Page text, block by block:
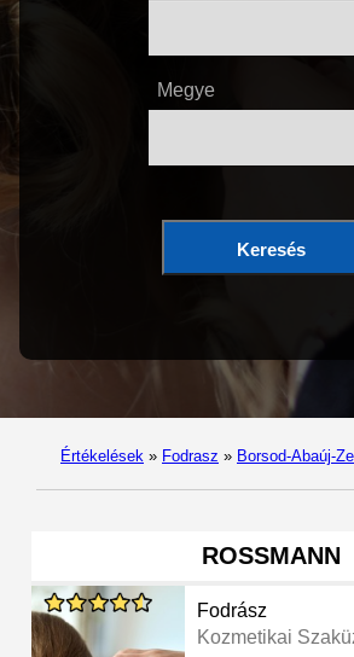
Megye
Keresés
Értékelések » Fodrasz » Borsod-Abaúj-
ROSSMANN
Fodrász
Kozmetikai